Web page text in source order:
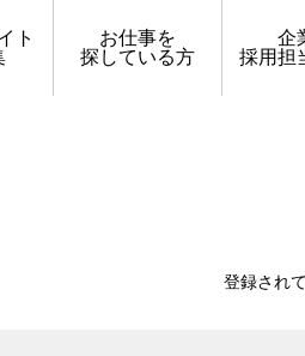
ト
お仕事を
探している方
企
採用担
登録され